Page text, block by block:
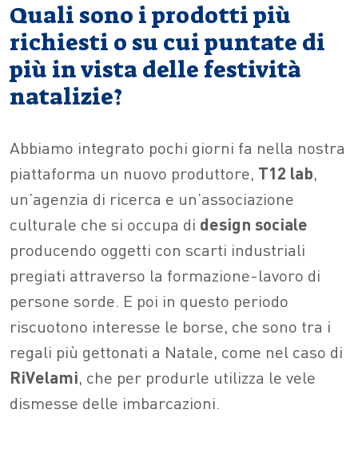
Quali sono i prodotti più
richiesti o su cui puntate di
più in vista delle festività
natalizie?
Abbiamo integrato pochi giorni fa nella nostra
piattaforma un nuovo produttore, T12 lab,
un’agenzia di ricerca e un’associazione
culturale che si occupa di design sociale
producendo oggetti con scarti industriali
pregiati attraverso la formazione-lavoro di
persone sorde. E poi in questo periodo
riscuotono interesse le borse, che sono tra i
regali più gettonati a Natale, come nel caso di
RiVelami, che per produrle utilizza le vele
dismesse delle imbarcazioni.